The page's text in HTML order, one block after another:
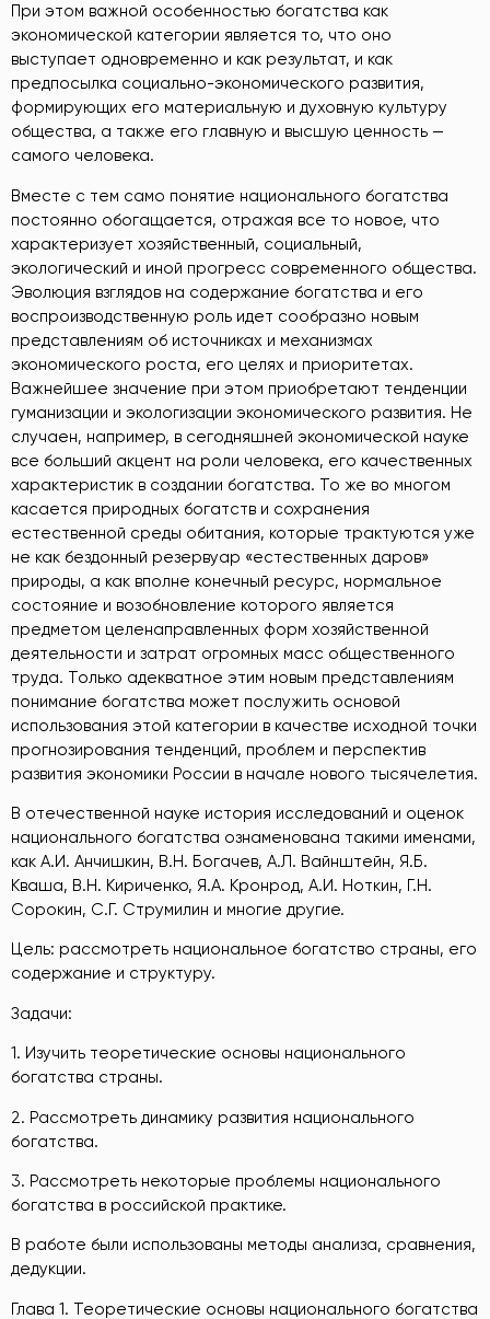
При этом важной особенностью богатства как
экономической категории является то, что оно
выступает одновременно и как результат, и как
предпосылка социально-экономического развития,
формирующих его материальную и духовную культуру
общества, а также его главную и высшую ценность —
самого человека.
Вместе с тем само понятие национального богатства
постоянно обогащается, отражая все то новое, что
характеризует хозяйственный, социальный,
экологический и иной прогресс современного общества.
Эволюция взглядов на содержание богатства и его
воспроизводственную роль идет сообразно новым
представлениям об источниках и механизмах
экономического роста, его целях и приоритетах.
Важнейшее значение при этом приобретают тенденции
гуманизации и экологизации экономического развития. Не
случаен, например, в сегодняшней экономической науке
все больший акцент на роли человека, его качественных
характеристик в создании богатства. То же во многом
касается природных богатств и сохранения
естественной среды обитания, которые трактуются уже
не как бездонный резервуар «естественных даров»
природы, а как вполне конечный ресурс, нормальное
состояние и возобновление которого является
предметом целенаправленных форм хозяйственной
деятельности и затрат огромных масс общественного
труда. Только адекватное этим новым представлениям
понимание богатства может послужить основой
использования этой категории в качестве исходной точки
прогнозирования тенденций, проблем и перспектив
развития экономики России в начале нового тысячелетия.
В отечественной науке история исследований и оценок
национального богатства ознаменована такими именами,
как А.И. Анчишкин, В.Н. Богачев, А.Л. Вайнштейн, Я.Б.
Кваша, В.Н. Кириченко, Я.А. Кронрод, А.И. Ноткин, Г.Н.
Сорокин, С.Г. Струмилин и многие другие.
Цель: рассмотреть национальное богатство страны, его
содержание и структуру.
Задачи:
1. Изучить теоретические основы национального
богатства страны.
2. Рассмотреть динамику развития национального
богатства.
3. Рассмотреть некоторые проблемы национального
богатства в российской практике.
В работе были использованы методы анализа, сравнения,
дедукции.
Глава 1. Теоретические основы национального богатства